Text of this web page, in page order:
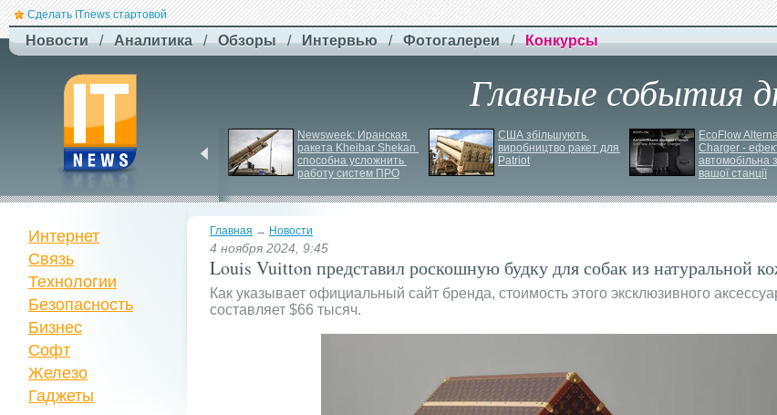
Сделать ITnews стартовой
Новости / Аналитика / Обзоры / Интервью / Фотогалереи / Конкурсы
Главные события
нової серії станцій -
STREAM 5000
Newsweek: Иранская
ракета Kheibar Shekan
способна усложнить
работу систем ПРО
США збільшують
виробництво ракет для
Patriot
EcoFlow
Charger -
автомобільна
вашої станції
Главная → Новости
4 ноября 2024, 9:45
Louis Vuitton представил роскошную будку для собак из натуральной
Как указывает официальный сайт бренда, стоимость этого эксклюзивного
составляет $66 тысяч.
Интернет
Связь
Технологии
Безопасность
Бизнес
Софт
Железо
Гаджеты